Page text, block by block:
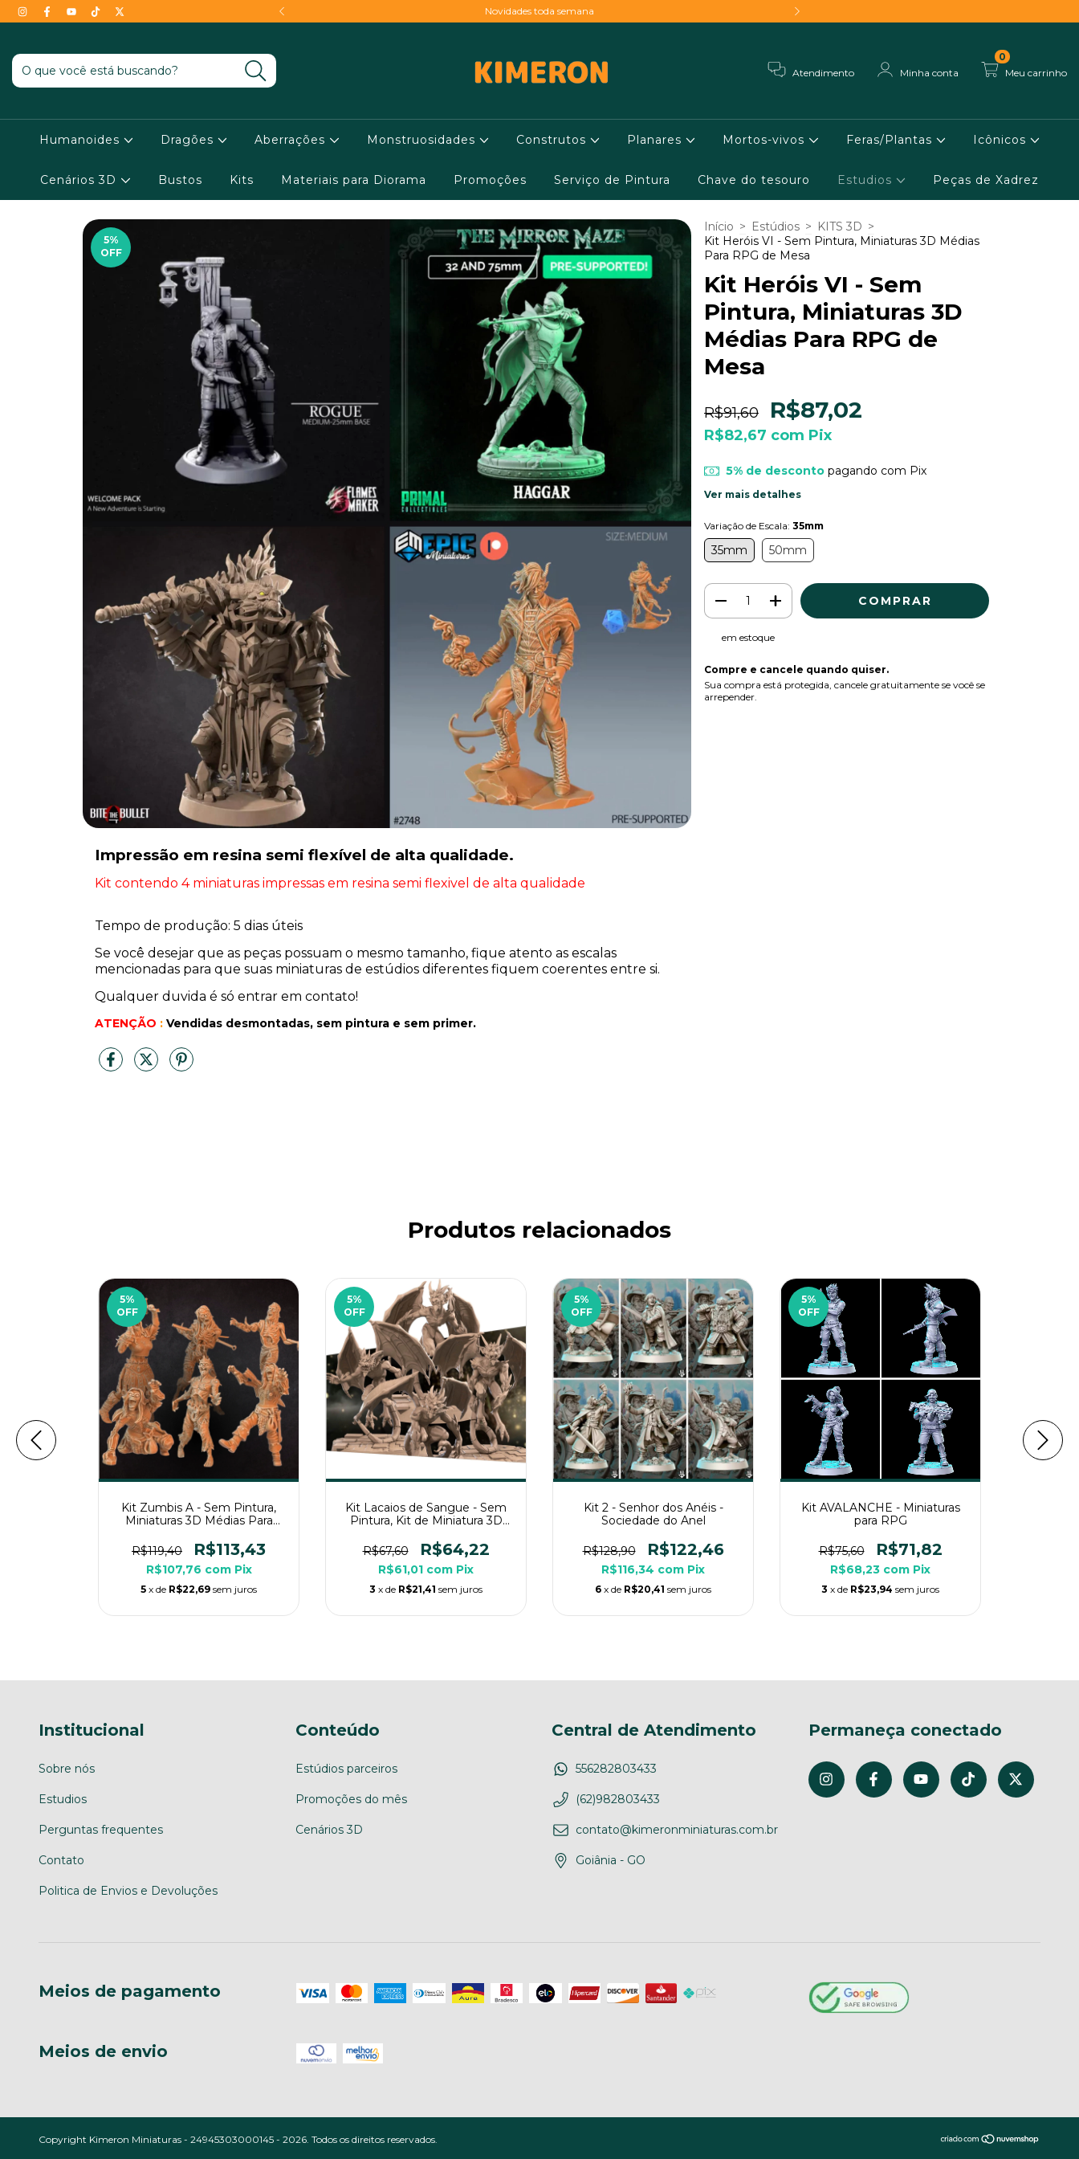
as condições ! Novidades toda semana
Atendimento Minha conta Meu carrinho
0
Humanoides Dragões Aberrações Monstruosidades Construtos Planares Mortos-vivos Feras/Plantas Icônicos
Cenários 3D Bustos Kits Materiais para Diorama Promoções Serviço de Pintura Chave do tesouro Estudios Peças de Xadrez
5%
OFF
Impressão em resina semi flexível de alta qualidade.
Kit contendo 4 miniaturas impressas em resina semi flexivel de alta qualidade
Tempo de produção: 5 dias úteis
Se você desejar que as peças possuam o mesmo tamanho, fique atento as escalas
mencionadas para que suas miniaturas de estúdios diferentes fiquem coerentes entre si.
Qualquer duvida é só entrar em contato!
ATENÇÃO : Vendidas desmontadas, sem pintura e sem primer.
Início > Estúdios > KITS 3D >
Kit Heróis VI - Sem Pintura, Miniaturas 3D Médias
Para RPG de Mesa
Kit Heróis VI - Sem
Pintura, Miniaturas 3D
Médias Para RPG de
Mesa
R$91,60 R$87,02
R$82,67 com Pix
5% de descontopagando com Pix
Ver mais detalhes
Variação de Escala: 35mm
35mm 50mm
em estoque
Compre e cancele quando quiser.
Sua compra está protegida, cancele gratuitamente se você se
arrepender.
Produtos relacionados
5%
OFF
Kit Zumbis A - Sem Pintura,
Miniaturas 3D Médias Para
R$119,40
R$113,43
R$107,76 com Pix
5 x de R$22,69 sem juros
5%
OFF
Kit Lacaios de Sangue - Sem
Pintura, Kit de Miniatura 3D
R$67,60
R$64,22
R$61,01 com Pix
3 x de R$21,41 sem juros
5%
OFF
Kit 2 - Senhor dos Anéis -
Sociedade do Anel
R$128,90 R$122,46
R$116,34 com Pix
6 x de R$20,41 sem juros
5%
OFF
Kit AVALANCHE - Miniaturas
para RPG
R$75,60 R$71,82
R$68,23 com Pix
3 x de R$23,94 sem juros
Institucional
Sobre nós
Estudios
Perguntas frequentes
Contato
Politica de Envios e Devoluções
Conteúdo
Estúdios parceiros
Promoções do mês
Cenários 3D
Central de Atendimento
556282803433
(62)982803433
contato@kimeronminiaturas.com.br
Goiânia - GO
Permaneça conectado
Meios de pagamento
Meios de envio
Copyright Kimeron Miniaturas - 24945303000145 - 2026. Todos os direitos reservados.